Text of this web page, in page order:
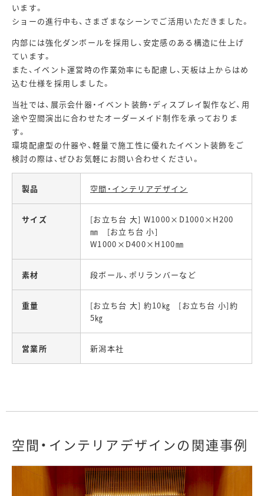
います。
ショーの進行中も、さまざまなシーンでご活用いただきました。
内部には強化ダンボールを採用し、安定感のある構造に仕上げ
ています。
また、イベント運営時の作業効率にも配慮し、天板は上からはめ
込む仕様を採用しました。
当社では、展示会什器・イベント装飾・ディスプレイ製作など、用
途や空間演出に合わせたオーダーメイド制作を承っておりま
す。
環境配慮型の什器や、軽量で施工性に優れたイベント装飾をご
検討の際は、ぜひお気軽にお問い合わせください。
製品 空間・インテリアデザイン
サイズ
[お立ち台 大] W1000×D1000×H200
㎜ [お立ち台 小]
W1000×D400×H100㎜
素材 段ボール、ポリランバーなど
重量
[お立ち台 大] 約10㎏ [お立ち台 小]約
5㎏
営業所 新潟本社
空間・インテリアデザインの関連事例